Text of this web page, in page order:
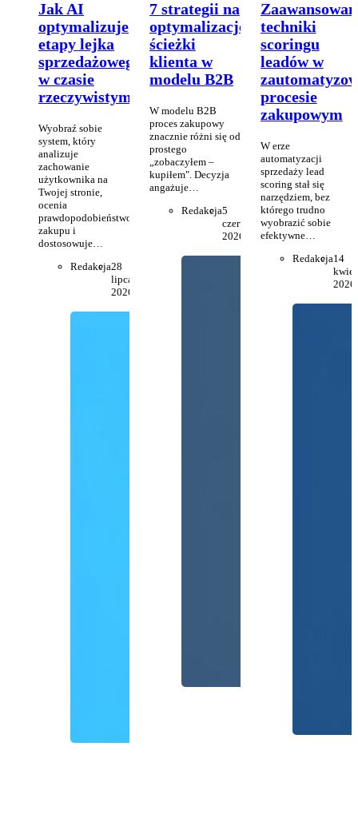
Jak AI
optymalizuje
etapy lejka
sprzedażowego
w czasie
rzeczywistym
Wyobraź sobie
system, który
analizuje
zachowanie
użytkownika na
Twojej stronie,
ocenia
prawdopodobieństwo
zakupu i
dostosowuje…
Redakcja28
lipca
2026
7 strategii na
optymalizację
ścieżki
klienta w
modelu B2B
W modelu B2B
proces zakupowy
znacznie różni się od
prostego
„zobaczyłem –
kupiłem". Decyzja
angażuje…
Redakcja5
czerwca
2026
techniki
scoringu
leadów w
procesie
zakupowym
W erze
automatyzacji
sprzedaży lead
scoring stał się
narzędziem, bez
którego trudno
wyobrazić sobie
efektywne…
Redakcja14
2026